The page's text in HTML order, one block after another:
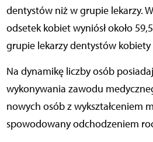
dentystów niż w grupie lekarzy.
odsetek kobiet wyniósł około
grupie lekarzy dentystów kobiety
Na dynamikę liczby osób
wykonywania zawodu
nowych osób z wykształceniem
spowodowany odchodzeniem